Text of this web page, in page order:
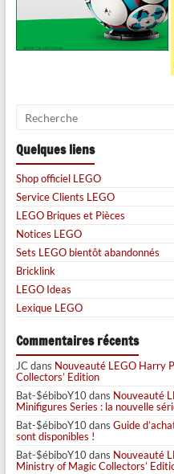
Quelques liens
Shop officiel LEGO
Service Clients LEGO
LEGO Briques et Pièces
Notices LEGO
Sets LEGO bientôt abandonnés
Bricklink
LEGO Ideas
Lexique LEGO
Commentaires récents
JCdans Nouveauté LEGO Harry
Collectors’ Edition
Bat-$ébiboY10dans Nouveauté
Minifigures Series : la nouvelle
Bat-$ébiboY10dans Guide
sont disponibles !
Bat-$ébiboY10dans Nouveauté
Ministry of Magic Collectors’